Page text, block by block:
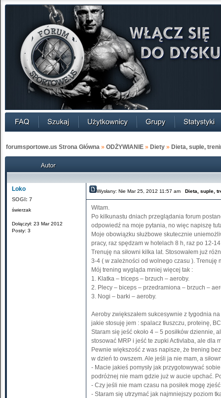
forumsportowe.us Strona Główna » ODŻYWIANIE » Diety » Dieta, suple,
Loko
SOGI: 7
świerzak
Dołączył: 23 Mar 2012
Posty: 3
Wysłany: Nie Mar 25, 2012 11:57 am Dieta, suple,
Witam.
Po kilkunastu dniach przeglądania forum
odpowiedź na moje pytania, no więc napiszę
Moje obowiązku służbowe skutecznie
pracy, raz spędzam w hotelach 8 h, raz po 12-
Trenuję na siłowni kilka lat. Stosowałem już
3-4 ( w zależności od wolnego czasu ). Trenuję
Mój trening wygląda mniej więcej tak :
1. Klatka – triceps – brzuch – aeroby.
2. Plecy – biceps – przedramiona – brzuch –
3. Nogi – barki – aeroby.
Aeroby zwiększałem sukcesywnie z tygodnia
jakie stosuję jem : spalacz tłuszczu, proteinę,
Staram się jeść około 4 – 5 posiłków dziennie,
stosować MRP i jeść te zupki Activlaba, ale dla
Pewnie większość z was napisze, że trening
w dzień to owszem. Ale jeśli ja nie mam, a
- Macie jakieś pomysły jak przygotowywać
podróżnej nie mam gdzie już w aucie upchać.
- Czy jeśli nie mam czasu na posiłek mogę
- Staram się utrzymać jak najmniejszy poziom